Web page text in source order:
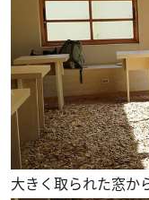
大きく取られた窓か